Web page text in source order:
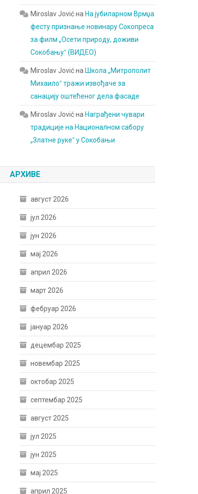
Miroslav Jovićна На јубиларном Врмџа
фесту признање новинару Сокопреса
за филм „Осети природу, доживи
Сокобањуˮ (ВИДЕО)
Miroslav Jovićна Школа „Митрополит
Михаилоˮ тражи извођаче за
санацију оштећеног дела фасаде
Miroslav Jovićна Награђени чувари
традиције на Националном сабору
„Златне рукеˮ у Сокобањи
АРХИВЕ
август 2026
јул 2026
јун 2026
мај 2026
април 2026
март 2026
фебруар 2026
јануар 2026
децембар 2025
новембар 2025
октобар 2025
септембар 2025
август 2025
јул 2025
јун 2025
мај 2025
април 2025